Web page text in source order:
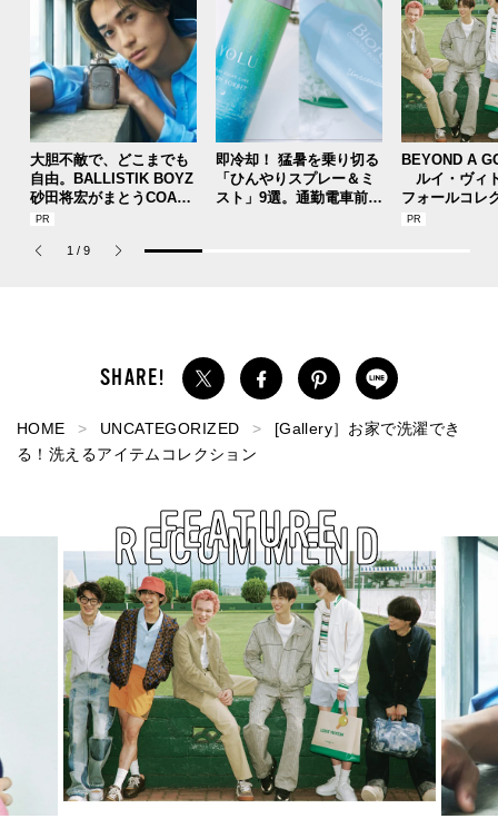
大胆不敵で、どこまでも
自由。BALLISTIK BOYZ
砂田将宏がまとうCOACH
の新作フレグランス「コ
パルファム」
即冷却！ 猛暑を乗り切る
「ひんやりスプレー＆ミ
スト」9選。通勤電車前、
BEYOND A
ルイ・ヴィ
フォールコレ
描くプレッピ
1 / 9
HOME UNCATEGORIZED
[Gallery］お家で洗濯でき
る！洗えるアイテムコレクション
RECOMMEND
FEATURE